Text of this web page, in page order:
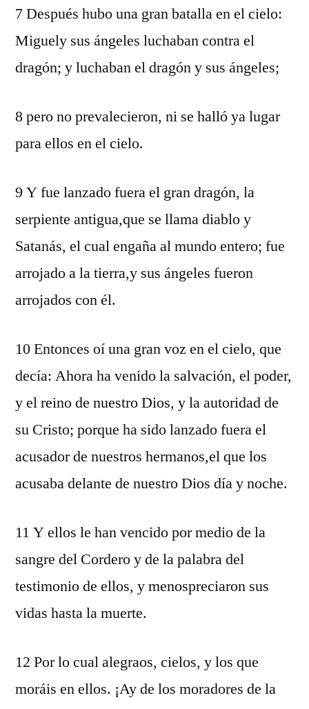
7 Después hubo una gran batalla en el cielo:
Miguely sus ángeles luchaban contra el
dragón; y luchaban el dragón y sus ángeles;
8 pero no prevalecieron, ni se halló ya lugar
para ellos en el cielo.
9 Y fue lanzado fuera el gran dragón, la
serpiente antigua,que se llama diablo y
Satanás, el cual engaña al mundo entero; fue
arrojado a la tierra,y sus ángeles fueron
arrojados con él.
10 Entonces oí una gran voz en el cielo, que
decía: Ahora ha venido la salvación, el poder,
y el reino de nuestro Dios, y la autoridad de
su Cristo; porque ha sido lanzado fuera el
acusador de nuestros hermanos,el que los
acusaba delante de nuestro Dios día y noche.
11 Y ellos le han vencido por medio de la
sangre del Cordero y de la palabra del
testimonio de ellos, y menospreciaron sus
vidas hasta la muerte.
12 Por lo cual alegraos, cielos, y los que
moráis en ellos. ¡Ay de los moradores de la